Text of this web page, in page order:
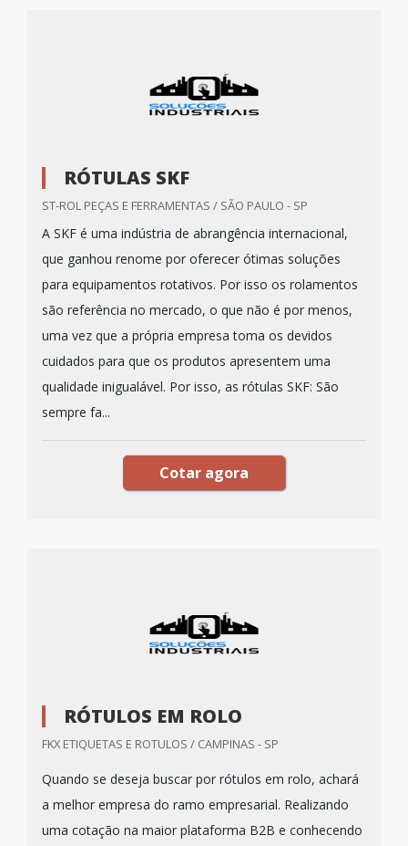
RÓTULAS SKF
ST-ROL PEÇAS E FERRAMENTAS / SÃO PAULO - SP
A SKF é uma indústria de abrangência internacional,
que ganhou renome por oferecer ótimas soluções
para equipamentos rotativos. Por isso os rolamentos
são referência no mercado, o que não é por menos,
uma vez que a própria empresa toma os devidos
cuidados para que os produtos apresentem uma
qualidade inigualável. Por isso, as rótulas SKF: São
sempre fa...
Cotar agora
RÓTULOS EM ROLO
FKX ETIQUETAS E ROTULOS / CAMPINAS - SP
Quando se deseja buscar por rótulos em rolo, achará
a melhor empresa do ramo empresarial. Realizando
uma cotação na maior plataforma B2B e conhecendo